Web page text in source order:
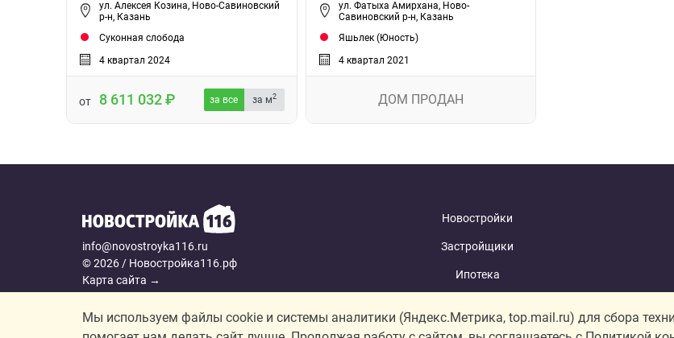
ул. Алексея Козина, Ново-Савиновский
р-н, Казань
Суконная слобода
4 квартал 2024
от 8 611 032 за все за м2
ул. Фатыха Амирхана, Ново-
Савиновский р-н, Казань
Яшьлек (Юность)
4 квартал 2021
ДОМ ПРОДАН
info@novostroyka116.ru
© 2026 / Новостройка116.рф
Карта сайта →
Согласие на обработку персональных данных
Новостройки
Застройщики
Ипотека
Мы используем файлы cookie и системы аналитики (Яндекс.Метрика, top.mail.ru) для сбора